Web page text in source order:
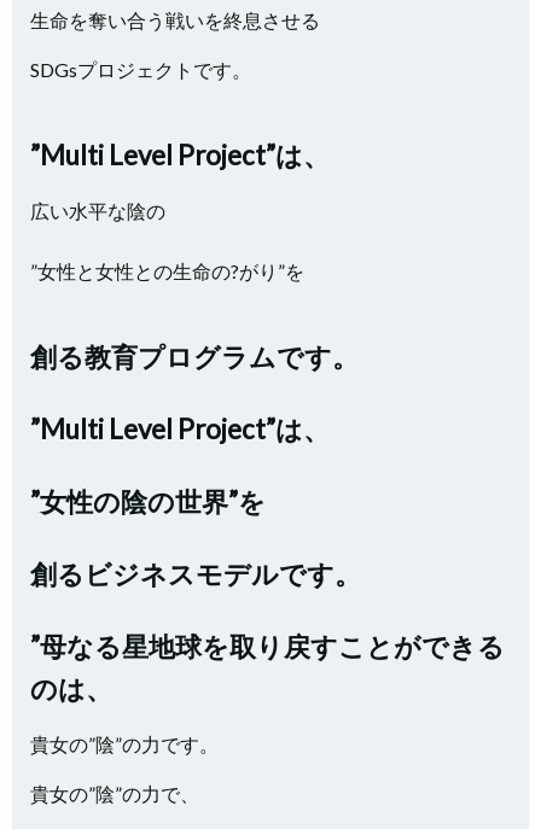
生命を奪い合う戦いを終息させる
SDGsプロジェクトです。
”Multi Level Project”は、
広い水平な陰の
”女性と女性との生命の?がり”を
創る教育プログラムです。
”Multi Level Project”は、
”女性の陰の世界”を
創るビジネスモデルです。
”母なる星地球を取り戻すことができる
のは、
貴女の”陰”の力です。
貴女の”陰”の力で、